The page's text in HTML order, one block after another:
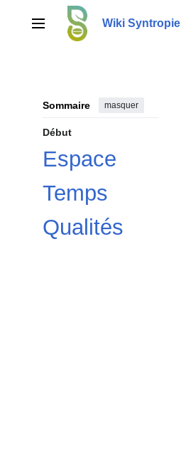
contenuMenu principalWiki Syntropie
Sommaire masquer
Début
Espace
Temps
Qualités